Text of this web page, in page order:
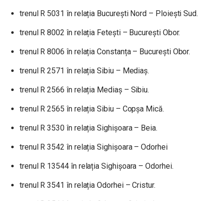
trenul R 5031 în relația București Nord – Ploiești Sud.
trenul R 8002 în relația Fetești – București Obor.
trenul R 8006 în relația Constanța – București Obor.
trenul R 2571 în relația Sibiu – Mediaș.
trenul R 2566 în relația Mediaș – Sibiu.
trenul R 2565 în relația Sibiu – Copșa Mică.
trenul R 3530 în relația Sighișoara – Beia.
trenul R 3542 în relația Sighișoara – Odorhei
trenul R 13544 în relația Sighișoara – Odorhei.
trenul R 3541 în relația Odorhei – Cristur.